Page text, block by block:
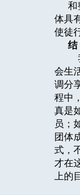
和
体具
使徒
结
会生
调分
程中
真是
员；
团体
式，
才在
上